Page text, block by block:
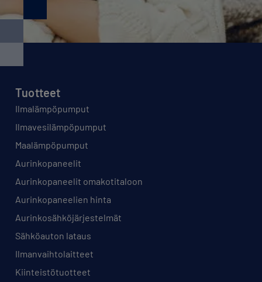
Tuotteet
Ilmalämpöpumput
Ilmavesilämpöpumput
Maalämpöpumput
Aurinkopaneelit
Aurinkopaneelit omakotitaloon
Aurinkopaneelien hinta
Aurinkosähköjärjestelmät
Sähköauton lataus
Ilmanvaihtolaitteet
Kiinteistötuotteet